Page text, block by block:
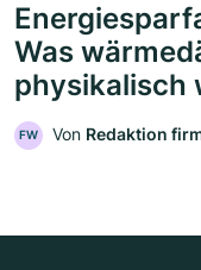
Was
physikalisch
FW Von Redaktion